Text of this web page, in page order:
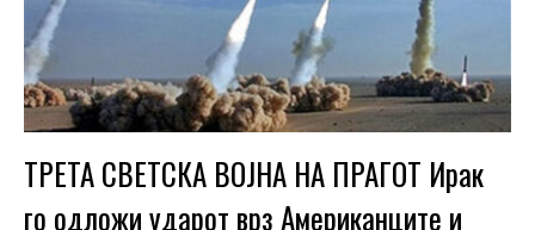
ТРЕТА СВЕТСКА ВОЈНА НА ПРАГОТ Ирак
го одложи ударот врз Американците и